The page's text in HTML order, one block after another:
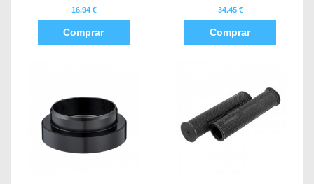
16.94 €
Comprar
34.45 €
Comprar